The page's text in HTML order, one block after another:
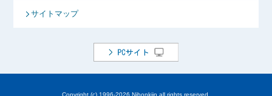
サイトマップ
Copyright (c) 1996-2026 Nihonkiin all rights reserved.